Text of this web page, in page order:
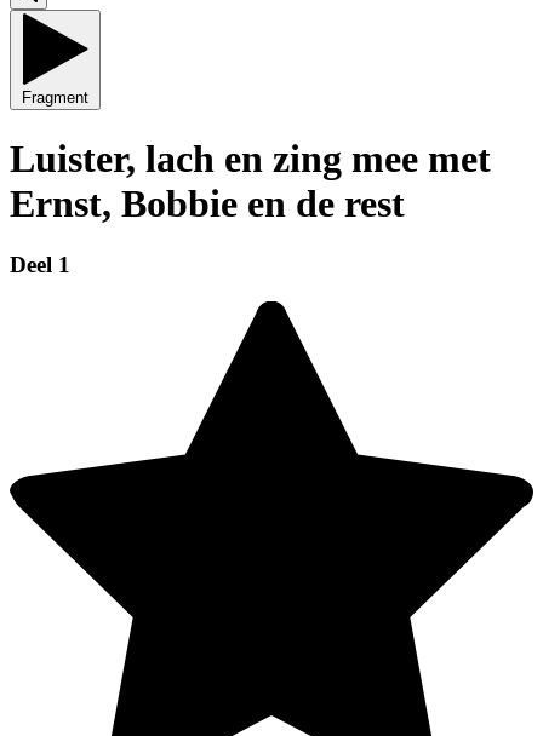
Fragment
Luister, lach en zing mee met
Ernst, Bobbie en de rest
Deel 1